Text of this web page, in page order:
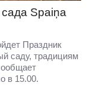
Spaiņa
Праздник
саду, традициям
в 15.00.